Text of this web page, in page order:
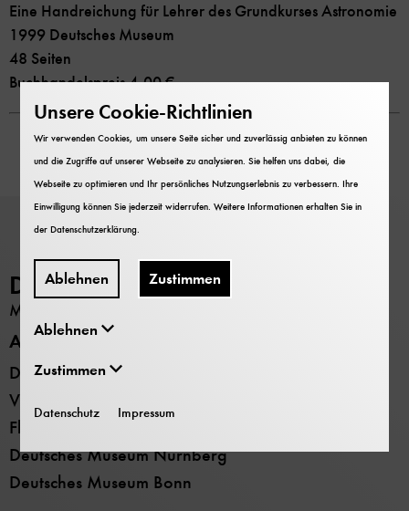
Eine Handreichung für Lehrer des Grundkurses Astronomie
1999 Deutsches Museum
48 Seiten
Buchhandelspreis 4,00 €
Deutsches Museum
MUSEUM
Alle Standorte
Deutsches Museum - Museumsinsel
Verkehrszentrum
Flugwerft Schleißheim
Deutsches Museum Nürnberg
Deutsches Museum Bonn
Unsere Cookie-Richtlinien
Wir verwenden Cookies, um unsere Seite sicher und zuverlässig anbieten zu können
und die Zugriffe auf unserer Webseite zu analysieren. Sie helfen uns dabei, die
Webseite zu optimieren und Ihr persönliches Nutzungserlebnis zu verbessern. Ihre
Einwilligung können Sie jederzeit widerrufen. Weitere Informationen erhalten Sie in
derDatenschutzerklärung
Ablehnen Zustimmen
Ablehnen
Zustimmen
Datenschutz Impressum